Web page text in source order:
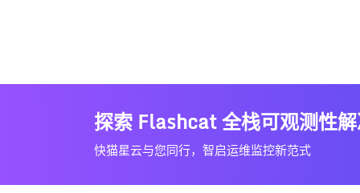
探索 Flashcat 全栈可观测性
快猫星云与您同行，智启运维监控新范式